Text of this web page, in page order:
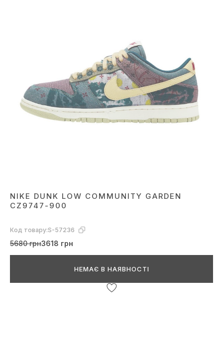
NIKE DUNK LOW COMMUNITY GARDEN
CZ9747-900
Код товару:S-57236
5680 грн3618 грн
НЕМАЄ В НАЯВНОСТІ